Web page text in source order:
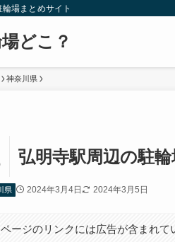
場まとめサイト
どこ？
神奈川県
弘明寺駅周辺の駐
県 2024年3月4日 2024年3月5日
ージのリンクには広告が含まれて